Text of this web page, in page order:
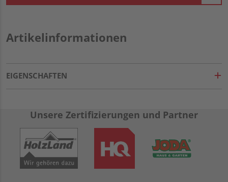
Artikelinformationen
EIGENSCHAFTEN
Unsere Zertifizierungen und Partner